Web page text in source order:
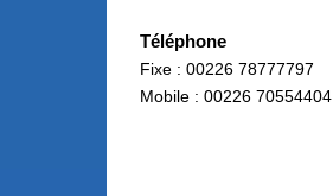
Téléphone
Fixe : 00226 78777797
Mobile : 00226 70554404